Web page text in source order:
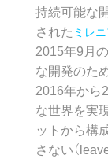
持続可能な
された ミレ
2015年9月
な開発のた
2016年から
な世界を実
ットから構
さない（